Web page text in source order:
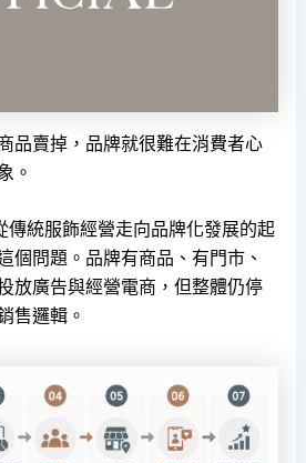
品賣掉，品牌就很難在消費者心
。
傳統服飾經營走向品牌化發展的起
個問題。品牌有商品、有門市、
放廣告與經營電商，但整體仍停
售邏輯。